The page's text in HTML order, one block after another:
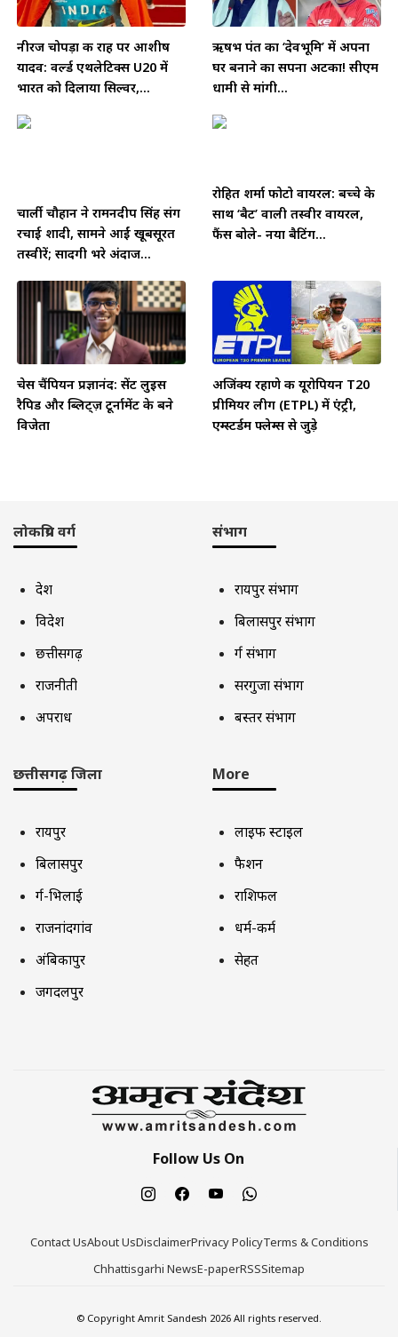
नीरज चोपड़ा की राह पर आशीष
यादव: वर्ल्ड एथलेटिक्स U20 में
भारत को दिलाया सिल्वर,...
ऋषभ पंत का ‘देवभूमि’ में अपना
घर बनाने का सपना अटका! सीएम
धामी से मांगी...
चार्ली चौहान ने रामनदीप सिंह संग
रचाई शादी, सामने आईं खूबसूरत
तस्वीरें; सादगी भरे अंदाज...
रोहित शर्मा फोटो वायरल: बच्चे के
साथ ‘बैट’ वाली तस्वीर वायरल,
फैंस बोले- नया बैटिंग...
चेस चैंपियन प्रज्ञानंद: सेंट लुइस
रैपिड और ब्लिट्ज़ टूर्नामेंट के बने
विजेता
अजिंक्य रहाणे की यूरोपियन T20
प्रीमियर लीग (ETPL) में एंट्री,
एम्स्टर्डम फ्लेम्स से जुड़े
लोकप्रिय वर्ग
देश
विदेश
छत्तीसगढ़
राजनीती
अपराध
संभाग
रायपुर संभाग
बिलासपुर संभाग
दुर्ग संभाग
सरगुजा संभाग
बस्तर संभाग
छत्तीसगढ़ जिला
रायपुर
बिलासपुर
दुर्ग-भिलाई
राजनांदगांव
अंबिकापुर
जगदलपुर
More
लाइफ स्टाइल
फैशन
राशिफल
धर्म-कर्म
सेहत
Follow Us On
Contact UsAbout UsDisclaimerPrivacy PolicyTerms & Conditions
Chhattisgarhi NewsE-paperRSSSitemap
© Copyright Amrit Sandesh 2026 All rights reserved.